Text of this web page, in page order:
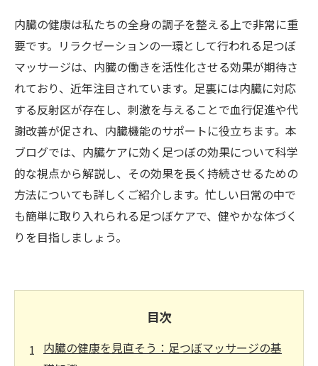
内臓の健康は私たちの全身の調子を整える上で非常に重
要です。リラクゼーションの一環として行われる足つぼ
マッサージは、内臓の働きを活性化させる効果が期待さ
れており、近年注目されています。足裏には内臓に対応
する反射区が存在し、刺激を与えることで血行促進や代
謝改善が促され、内臓機能のサポートに役立ちます。本
ブログでは、内臓ケアに効く足つぼの効果について科学
的な視点から解説し、その効果を長く持続させるための
方法についても詳しくご紹介します。忙しい日常の中で
も簡単に取り入れられる足つぼケアで、健やかな体づく
りを目指しましょう。
目次
内臓の健康を見直そう：足つぼマッサージの基